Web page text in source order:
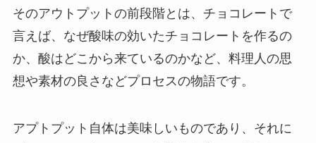
そのアウトプットの前段階とは、チョコレートで
言えば、なぜ酸味の効いたチョコレートを作るの
か、酸はどこから来ているのかなど、料理人の思
想や素材の良さなどプロセスの物語です。
アプトプット自体は美味しいものであり、それに